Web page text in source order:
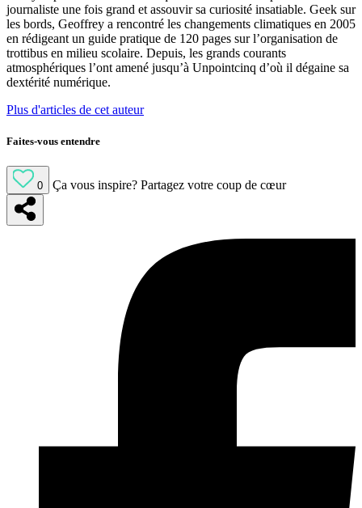
journaliste une fois grand et assouvir sa curiosité insatiable. Geek sur
les bords, Geoffrey a rencontré les changements climatiques en 2005
en rédigeant un guide pratique de 120 pages sur l’organisation de
trottibus en milieu scolaire. Depuis, les grands courants
atmosphériques l’ont amené jusqu’à Unpointcinq d’où il dégaine sa
dextérité numérique.
Plus d'articles de cet auteur
Faites-vous entendre
0 Ça vous inspire? Partagez votre coup de cœur